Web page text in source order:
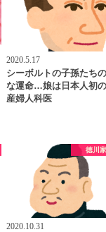
2020.5.17
シーボルトの子孫たち
な運命…娘は日本人初
産婦人科医
徳川
2020.10.31